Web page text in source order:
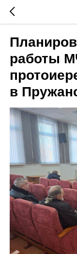
работы
в